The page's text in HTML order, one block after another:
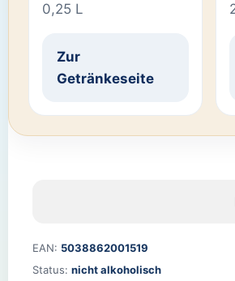
0,25 L
Zur
Getränkeseite
EAN: 5038862001519
Status: nicht alkoholisch